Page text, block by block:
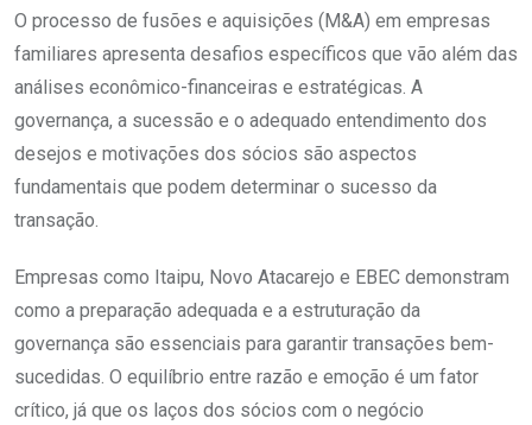
O processo de fusões e aquisições (M&A) em empresas
familiares apresenta desafios específicos que vão além das
análises econômico-financeiras e estratégicas. A
governança, a sucessão e o adequado entendimento dos
desejos e motivações dos sócios são aspectos
fundamentais que podem determinar o sucesso da
transação.
Empresas como Itaipu, Novo Atacarejo e EBEC demonstram
como a preparação adequada e a estruturação da
governança são essenciais para garantir transações bem-
sucedidas. O equilíbrio entre razão e emoção é um fator
crítico, já que os laços dos sócios com o negócio